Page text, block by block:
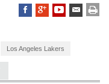
Los Angeles Lakers